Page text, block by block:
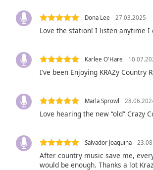
opens
subtitles
dialog
subtitles
Audio
Track
in-
Picture
Dona Lee 27.03.2025
Love the station! I listen anytime I
Karlee O'Hare
I’ve been Enjoying KRAZy Country
Marla Sprowl
Love hearing the new “old” Crazy
Salvador Joaquina
After country music save me,
would be enough. Thanks a lot